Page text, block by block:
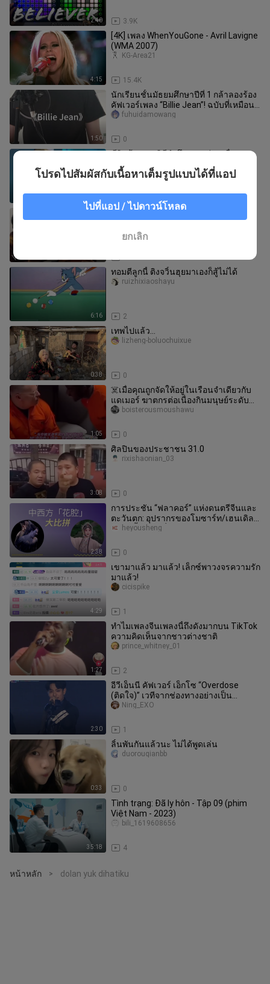
2:40 3.9K
4:15
[4K] เพลง WhenYouGone - Avril Lavigne
(WMA 2007)
15.4K
KG-Area21
1:50
นักเรียนชั้นมัธยมศึกษาปีที่ 1 กล้าลองร้อง
คัฟเวอร์เพลง “Billie Jean”! ฉบับที่เหมือน
ที่สุดในหมู่คนวัยเ
0
fuhuidamowang
ชีวิตต้องการพิธีรำลึกบางอย่าง เพื่อปลุก
จิตวิญญาณ #ธรรมชาติ #วงดนตรีดรีมด
รากอน
xm6yingwendiantai
เมื่อคนที่ห้องดนตรีข้างๆ ของคุณเริ่ม
ประชันกับคุณ?
musclezhupiano
6:16
ทอมตีลูกนี้ ติงจวิ้นฮุยมาเองก็สู้ไม่ได้
2
ruizhixiaoshayu
0:38
เทพไปแล้ว…
0
lizheng-boluochuixue
1:05
☠️เมื่อคุณถูกจัดให้อยู่ในเรือนจำเดียวกับ
แดเมอร์ ฆาตกรต่อเนื่องกินมนุษย์ระดับ
ท็อป
0
boisterousmoushawu
3:08
ศิลปินของประชาชน 31.0
0
rixishaonian_03
2:38
การประชัน “ฟลาคอร์” แห่งดนตรีจีนและ
ตะวันตก: อุปรากรของโมซาร์ท/เฮนเดิล
ปะทะ งิ้วคุนฉู่เรื่อง “ดอกโบตั
0
heyousheng
4:29
เขามาแล้ว มาแล้ว! เล็กซ์พาวงจรความรัก
มาแล้ว!
1
cicispike
1:27
ทำไมเพลงจีนเพลงนี้ถึงดังมากบน TikTok
ความคิดเห็นจากชาวต่างชาติ
2
prince_whitney_01
2:30
อีวีเอ็นนี คัฟเวอร์ เอ็กโซ “Overdose
(ติดใจ)” เวทีจากช่องทางอย่างเป็น
ทางการของงานเฉลิมฉลองระดับโลกขอ
1
Ning_EXO
0:33
ลิ้นพันกันแล้วนะ ไม่ได้พูดเล่น
0
duorouqianbb
35:18
Tình trạng: Đã ly hôn - Tập 09 (phim
Việt Nam - 2023)
4
bili_1619608656
หน้าหลัก > dolan yuk dihatiku
โปรดไปสัมผัสกับเนื้อหาเต็มรูปแบบได้ที่แอป
ไปที่แอป / ไปดาวน์โหลด
ยกเลิก